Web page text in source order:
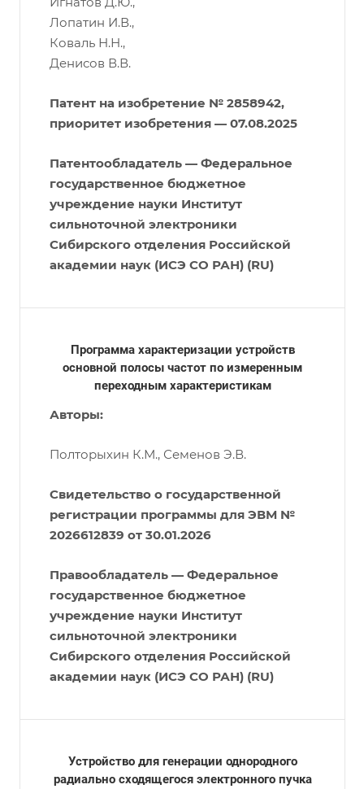
Лопатин И.В.,
Коваль Н.Н.,
Денисов В.В.
Патент на изобретение № 2858942,
приоритет изобретения — 07.08.2025
Патентообладатель — Федеральное
государственное бюджетное
учреждение науки Институт
сильноточной электроники
Сибирского отделения Российской
академии наук (ИСЭ СО РАН) (RU)
Программа характеризации устройств
основной полосы частот по измеренным
переходным характеристикам
Авторы:
Полторыхин К.М., Семенов Э.В.
Свидетельство о государственной
регистрации программы для ЭВМ №
2026612839 от 30.01.2026
Правообладатель — Федеральное
государственное бюджетное
учреждение науки Институт
сильноточной электроники
Сибирского отделения Российской
академии наук (ИСЭ СО РАН) (RU)
Устройство для генерации однородного
радиально сходящегося электронного пучка